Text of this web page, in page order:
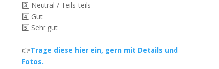
3️⃣ Neutral / Teils-teils
4️⃣ Gut
5️⃣ Sehr gut
👉Trage diese hier ein, gern mit Details und
Fotos.